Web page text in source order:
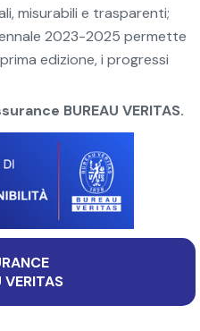
misurabili e trasparenti;
2023-2025 permette
edizione, i progressi
BUREAU VERITAS.
VERITAS